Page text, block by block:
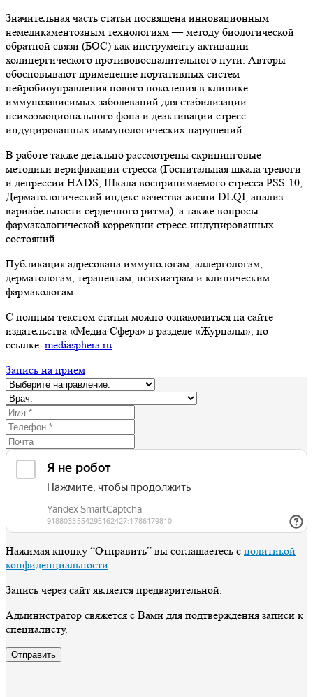
Значительная часть статьи посвящена инновационным
немедикаментозным технологиям — методу биологической
обратной связи (БОС) как инструменту активации
холинергического противовоспалительного пути. Авторы
обосновывают применение портативных систем
нейробиоуправления нового поколения в клинике
иммунозависимых заболеваний для стабилизации
психоэмоционального фона и деактивации стресс-
индуцированных иммунологических нарушений.
В работе также детально рассмотрены скрининговые
методики верификации стресса (Госпитальная шкала тревоги
и депрессии HADS, Шкала воспринимаемого стресса PSS-10,
Дерматологический индекс качества жизни DLQI, анализ
вариабельности сердечного ритма), а также вопросы
фармакологической коррекции стресс-индуцированных
состояний.
Публикация адресована иммунологам, аллергологам,
дерматологам, терапевтам, психиатрам и клиническим
фармакологам.
С полным текстом статьи можно ознакомиться на сайте
издательства «Медиа Сфера» в разделе «Журналы», по
ссылке: mediasphera.ru
Запись на прием
Нажимая кнопку “Отправить” вы соглашаетесь с политикой
конфиденциальности
Запись через сайт является предварительной.
Администратор свяжется с Вами для подтверждения записи к
специалисту.
Отправить